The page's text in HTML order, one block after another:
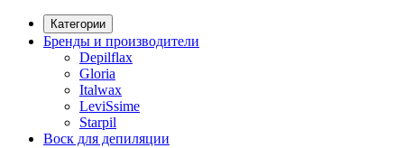
Категории
Бренды и производители
Depilflax
Gloria
Italwax
LeviSsime
Starpil
Воск для депиляции